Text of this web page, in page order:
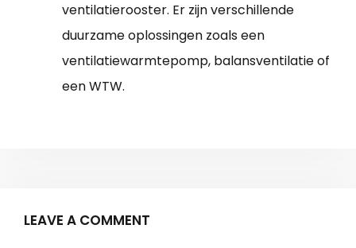
ventilatierooster. Er zijn verschillende
duurzame oplossingen zoals een
ventilatiewarmtepomp, balansventilatie of
een WTW.
LEAVE A COMMENT